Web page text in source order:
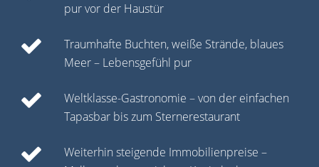
pur vor der Haustür
Traumhafte Buchten, weiße Strände, blaues
Meer – Lebensgefühl pur
Weltklasse-Gastronomie – von der einfachen
Tapasbar bis zum Sternerestaurant
Weiterhin steigende Immobilienpreise –